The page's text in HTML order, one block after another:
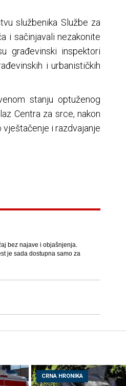
službenika Službe za
i sačinjavali nezakonite
građevinski inspektori
i urbanističkih
stanju optuženog
Centra za srce, nakon
i razdvajanje
bez najave i objašnjenja.
je sada dostupna samo za
CRNA HRONIKA